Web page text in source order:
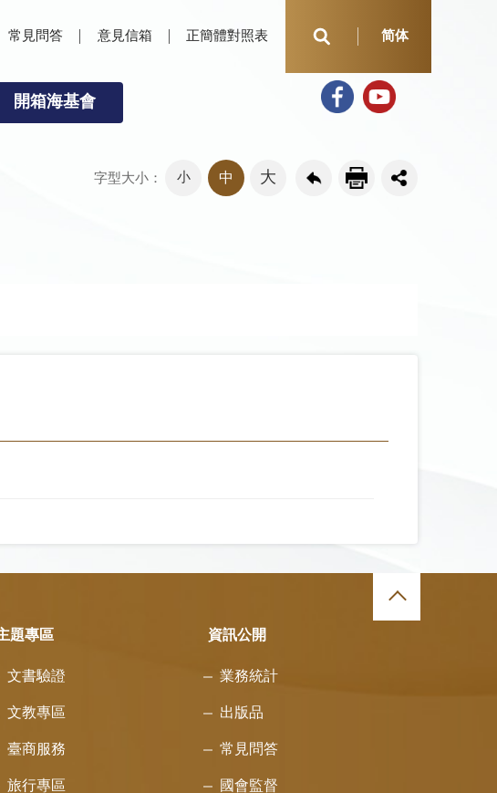
常見問答 意見信箱 正簡體對照表 简体
開箱海基會
字型大小： 小 中 大
題專區
文書驗證
文教專區
臺商服務
旅行專區
資訊公開
業務統計
出版品
常見問答
國會監督